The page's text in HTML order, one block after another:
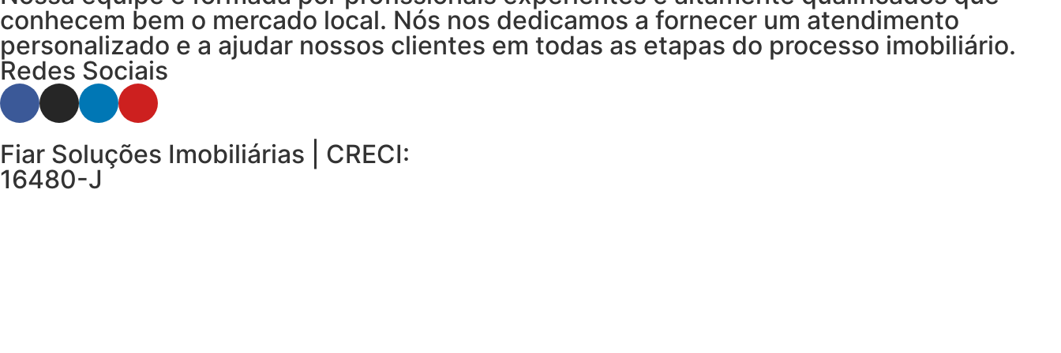
conhecem bem o mercado local. Nós nos dedicamos a fornecer um atendimento
personalizado e a ajudar nossos clientes em todas as etapas do processo imobiliário.
Redes Sociais
Fiar Soluções Imobiliárias | CRECI:
16480-J